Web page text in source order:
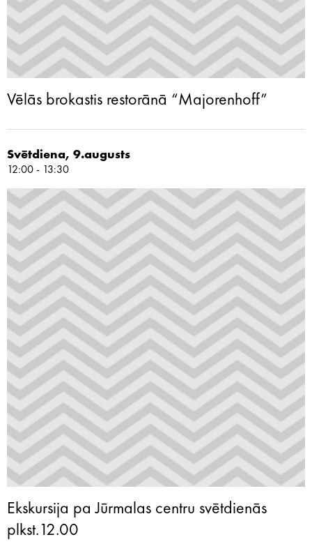
Vēlās brokastis restorānā “Majorenhoff”
Svētdiena, 9.augusts
12:00 - 13:30
Ekskursija pa Jūrmalas centru svētdienās
plkst.12.00